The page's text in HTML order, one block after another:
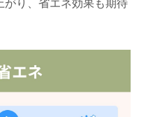
がり、省エネ効果も期待